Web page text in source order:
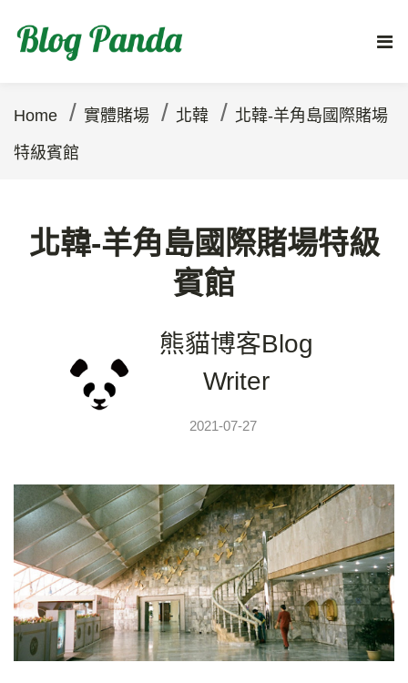
Home / 實體賭場 / 北韓 / 北韓-羊角島國際賭場
特級賓館
北韓-羊角島國際賭場特級
賓館
熊貓博客Blog
Writer
2021-07-27